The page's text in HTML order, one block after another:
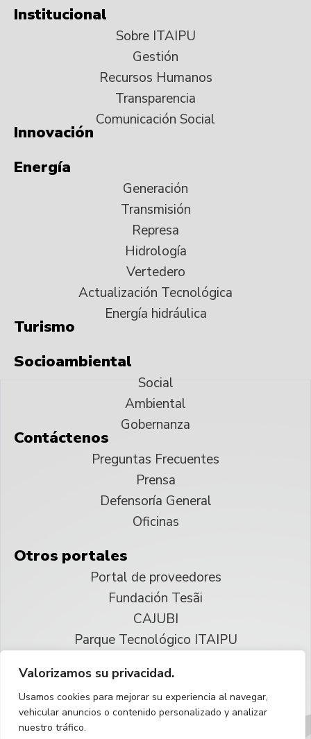
Valorizamos su privacidad.
Usamos cookies para mejorar su experiencia al navegar,
vehicular anuncios o contenido personalizado y analizar
nuestro tráfico.
Institucional
Sobre ITAIPU
Gestión
Recursos Humanos
Transparencia
Comunicación Social
Innovación
Energía
Generación
Transmisión
Represa
Hidrología
Vertedero
Actualización Tecnológica
Energía hidráulica
Turismo
Socioambiental
Social
Ambiental
Gobernanza
Contáctenos
Preguntas Frecuentes
Prensa
Defensoría General
Oficinas
Otros portales
Portal de proveedores
Fundación Tesãi
CAJUBI
Parque Tecnológico ITAIPU
Reservados todos los derechos
Español